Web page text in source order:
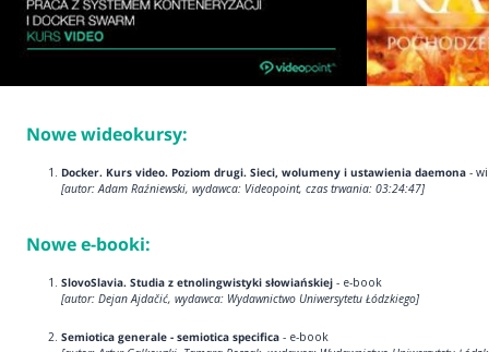
Nowe wideokursy:
Docker. Kurs video. Poziom drugi. Sieci, wolumeny i ustawienia daemona -
[autor: Adam Raźniewski, wydawca: Videopoint, czas trwania: 03:24:47]
Nowe e-booki:
SlovoSlavia. Studia z etnolingwistyki słowiańskiej - e-book
[autor: Dejan Ajdačić, wydawca: Wydawnictwo Uniwersytetu Łódzkiego]
Semiotica generale - semiotica specifica - e-book